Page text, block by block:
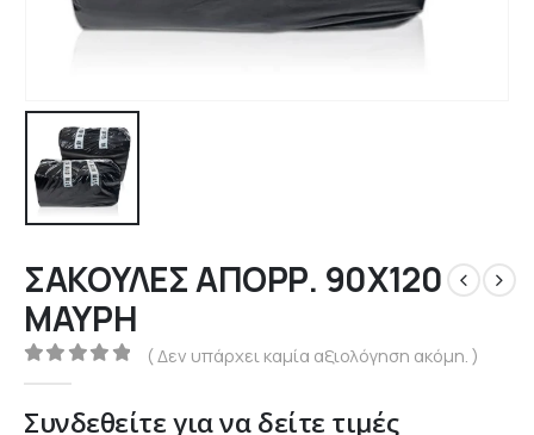
ΣΑΚΟΥΛΕΣ ΑΠΟΡΡ. 90Χ120
ΜΑΥΡΗ
0out of 5
( Δεν υπάρχει καμία αξιολόγηση ακόμη. )
Συνδεθείτε για να δείτε τιμές